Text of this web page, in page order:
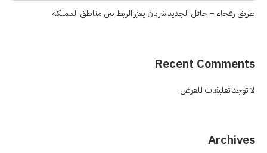
طريق رفحاء – حائل الجديد شريان يعزز الربط بين مناطق المملكة
Recent Comments
لا توجد تعليقات للعرض.
Archives